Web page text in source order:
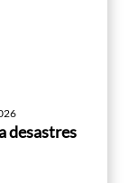
desastres